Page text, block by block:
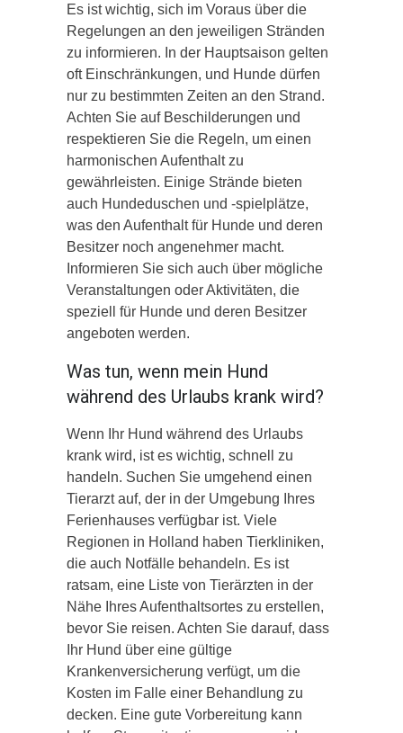
Es ist wichtig, sich im Voraus über die
Regelungen an den jeweiligen Stränden
zu informieren. In der Hauptsaison gelten
oft Einschränkungen, und Hunde dürfen
nur zu bestimmten Zeiten an den Strand.
Achten Sie auf Beschilderungen und
respektieren Sie die Regeln, um einen
harmonischen Aufenthalt zu
gewährleisten. Einige Strände bieten
auch Hundeduschen und -spielplätze,
was den Aufenthalt für Hunde und deren
Besitzer noch angenehmer macht.
Informieren Sie sich auch über mögliche
Veranstaltungen oder Aktivitäten, die
speziell für Hunde und deren Besitzer
angeboten werden.
Was tun, wenn mein Hund
während des Urlaubs krank wird?
Wenn Ihr Hund während des Urlaubs
krank wird, ist es wichtig, schnell zu
handeln. Suchen Sie umgehend einen
Tierarzt auf, der in der Umgebung Ihres
Ferienhauses verfügbar ist. Viele
Regionen in Holland haben Tierkliniken,
die auch Notfälle behandeln. Es ist
ratsam, eine Liste von Tierärzten in der
Nähe Ihres Aufenthaltsortes zu erstellen,
bevor Sie reisen. Achten Sie darauf, dass
Ihr Hund über eine gültige
Krankenversicherung verfügt, um die
Kosten im Falle einer Behandlung zu
decken. Eine gute Vorbereitung kann